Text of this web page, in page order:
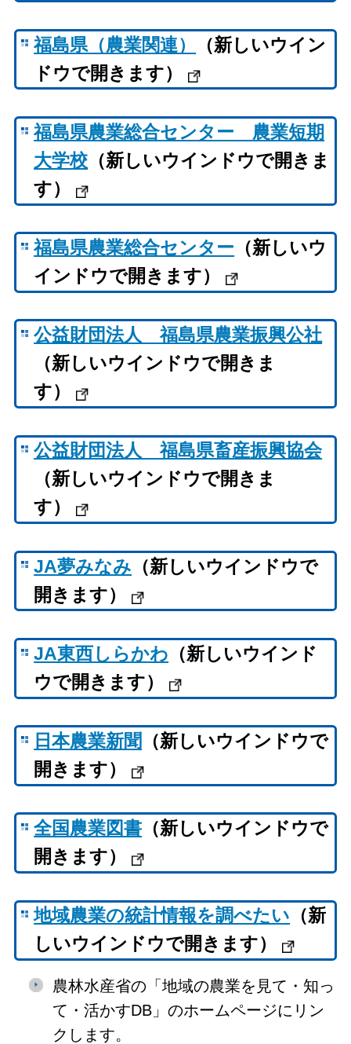
福島県（農業関連）
（新しいウイン
ドウで開きます）
福島県農業総合センター 農業短期
大学校 （新しいウインドウで開きま
す）
福島県農業総合センター （新しいウ
インドウで開きます）
公益財団法人 福島県農業振興公社
（新しいウインドウで開きま
す）
公益財団法人 福島県畜産振興協会
（新しいウインドウで開きま
す）
JA夢みなみ （新しいウインドウで
開きます）
JA東西しらかわ （新しいウインド
ウで開きます）
日本農業新聞 （新しいウインドウで
開きます）
全国農業図書 （新しいウインドウで
開きます）
地域農業の統計情報を調べたい （新
しいウインドウで開きます）
農林水産省の「地域の農業を見て・知っ
て・活かすDB」のホームページにリン
クします。